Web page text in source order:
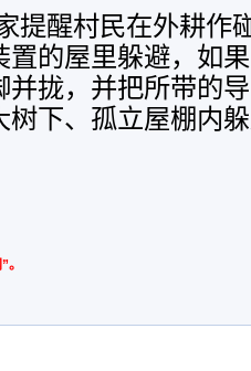
提醒村民在外耕作
置的屋里躲避，如
并拢，并把所带的
树下、孤立屋棚内